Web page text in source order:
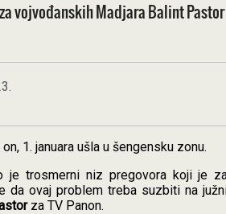
vojvođanskih Madjara Balint
1. januara ušla u šengensku zonu.
je trosmerni niz pregovora koji je
da ovaj problem treba suzbiti na
za TV Panon.